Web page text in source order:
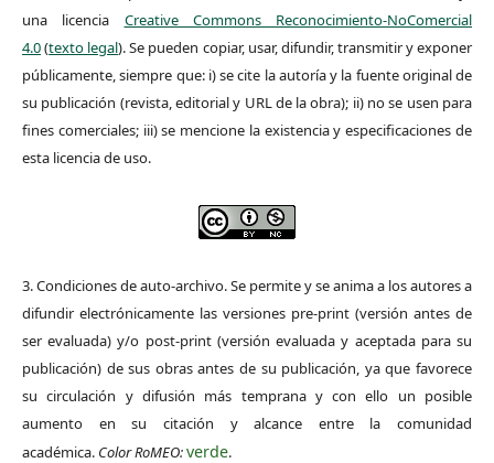
una licencia Creative Commons Reconocimiento-NoComercial
4.0(texto legal). Se pueden copiar, usar, difundir, transmitir y exponer
públicamente, siempre que: i) se cite la autoría y la fuente original de
su publicación (revista, editorial y URL de la obra); ii) no se usen para
fines comerciales; iii) se mencione la existencia y especificaciones de
esta licencia de uso.
3. Condiciones de auto-archivo. Se permite y se anima a los autores a
difundir electrónicamente las versiones pre-print (versión antes de
ser evaluada) y/o post-print (versión evaluada y aceptada para su
publicación) de sus obras antes de su publicación, ya que favorece
su circulación y difusión más temprana y con ello un posible
aumento en su citación y alcance entre la comunidad
académica. Color RoMEO:verde.